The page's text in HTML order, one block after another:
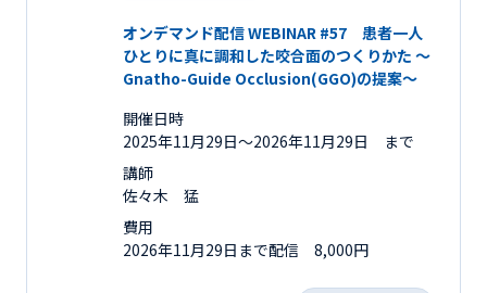
オンデマンド配信 WEBINAR #57 患者一人
ひとりに真に調和した咬合面のつくりかた ～
Gnatho-Guide Occlusion(GGO)の提案～
開催日時
2025年11月29日〜2026年11月29日 まで
講師
佐々木 猛
費用
2026年11月29日まで配信 8,000円